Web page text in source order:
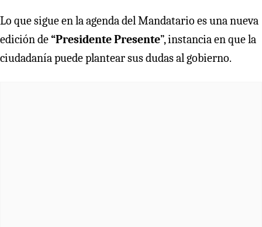
Lo que sigue en la agenda del Mandatario es una nueva
edición de“Presidente Presente”, instancia en que la
ciudadanía puede plantear sus dudas al gobierno.